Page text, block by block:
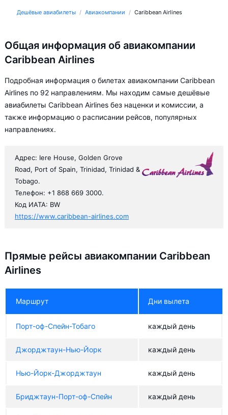
Дешёвые авиабилеты Авиакомпании Caribbean Airlines
Общая информация об авиакомпании
Caribbean Airlines
Подробная информация о билетах авиакомпании Caribbean
Airlines по 92 направлениям. Мы находим самые дешёвые
авиабилеты Caribbean Airlines без наценки и комиссии, а
также информацию о расписании рейсов, популярных
направлениях.
Адрес: Iere House, Golden Grove
Road, Port of Spain, Trinidad, Trinidad &
Tobago.
Телефон: +1 868 669 3000.
Код ИАТА: BW
https://www.caribbean-airlines.com
Прямые рейсы авиакомпании Caribbean
Airlines
Маршрут Дни вылета
Порт-оф-Спейн-Тобаго каждый день
Джорджтаун-Нью-Йорк каждый день
Нью-Йорк-Джорджтаун каждый день
Бриджтаун-Порт-оф-Спейн каждый день